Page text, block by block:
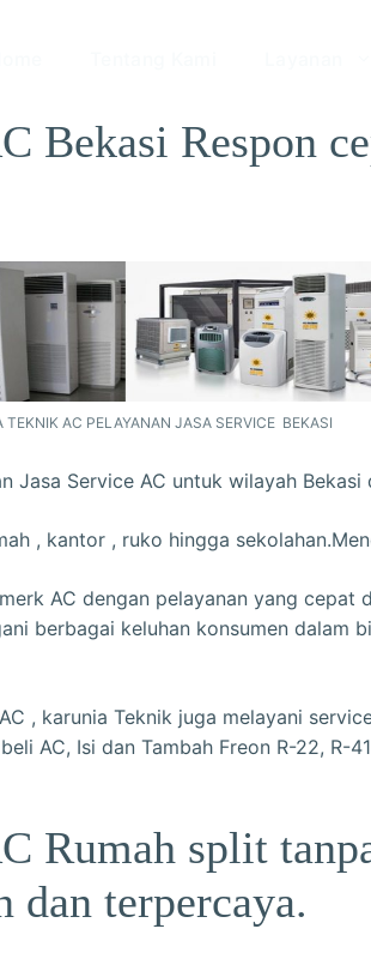
Bekasi Respon
TEKNIK AC PELAYANAN JASA SERVICE BEKASI
Jasa Service AC untuk wilayah Bekasi
, kantor , ruko hingga
AC dengan pelayanan yang cepat
berbagai keluhan konsumen dalam
, karunia Teknik juga melayani
AC, Isi dan Tambah Freon R-22, R-
Rumah split
dan terpercaya.